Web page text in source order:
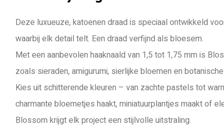
Deze luxueuze, katoenen draad is speciaal ontwikkeld
waarbij elk detail telt. Een draad verfijnd als bloesem.
Met een aanbevolen haaknaald van 1,5 tot 1,75 mm is
zoals sieraden, amigurumi, sierlijke bloemen en
Kies uit schitterende kleuren – van zachte pastels tot
charmante bloemetjes haakt, miniatuurplantjes maakt of
Blossom krijgt elk project een stijlvolle uitstraling.